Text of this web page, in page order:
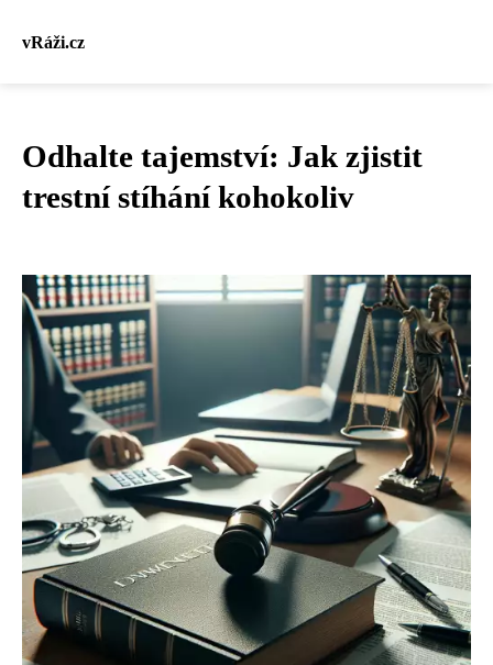
vRáži.cz
Odhalte tajemství: Jak zjistit
trestní stíhání kohokoliv